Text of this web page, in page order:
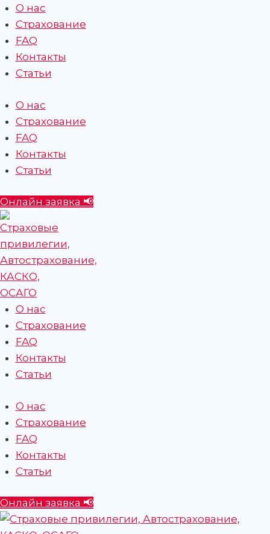
Перейти
содержимому
О нас
Страхование
FAQ
Контакты
Статьи
О нас
Страхование
FAQ
Контакты
Статьи
Онлайн заявка 📢
О нас
Страхование
FAQ
Контакты
Статьи
О нас
Страхование
FAQ
Контакты
Статьи
Онлайн заявка 📢